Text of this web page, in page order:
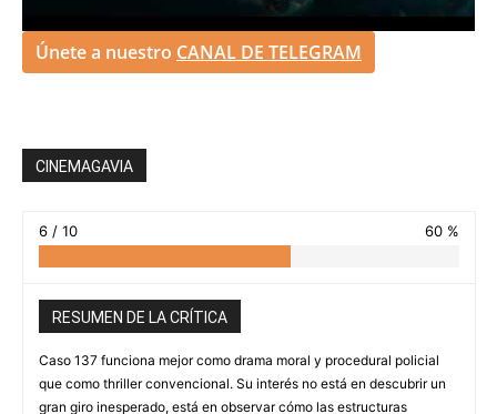
Únete a nuestro CANAL DE TELEGRAM
CINEMAGAVIA
6 / 10 60 %
RESUMEN DE LA CRÍTICA
Caso 137 funciona mejor como drama moral y procedural policial
que como thriller convencional. Su interés no está en descubrir un
gran giro inesperado, está en observar cómo las estructuras